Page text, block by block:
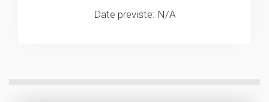
Date previste: N/A